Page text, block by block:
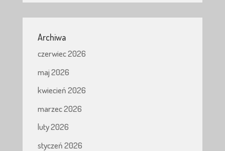
Archiwa
czerwiec 2026
maj 2026
kwiecień 2026
marzec 2026
luty 2026
styczeń 2026